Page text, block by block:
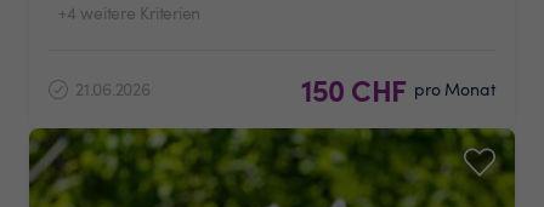
+4 weitere Kriterien
21.06.2026 150 CHF pro Monat